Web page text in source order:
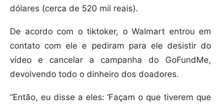
dólares (cerca de 520 mil reais).
De acordo com o tiktoker, o Walmart entrou em
contato com ele e pediram para ele desistir do
vídeo e cancelar a campanha do GoFundMe,
devolvendo todo o dinheiro dos doadores.
“Então, eu disse a eles: ‘Façam o que tiverem que